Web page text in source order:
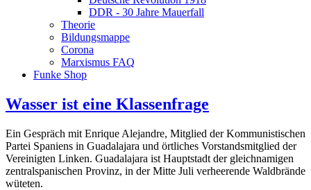
DDR - 30 Jahre Mauerfall
Theorie
Bildungsmappe
Corona
Marxismus FAQ
Funke Shop
Wasser ist eine Klassenfrage
Ein Gespräch mit Enrique Alejandre, Mitglied der Kommunistischen
Partei Spaniens in Guadalajara und örtliches Vorstandsmitglied der
Vereinigten Linken. Guadalajara ist Hauptstadt der gleichnamigen
zentralspanischen Provinz, in der Mitte Juli verheerende Waldbrände
wüteten.